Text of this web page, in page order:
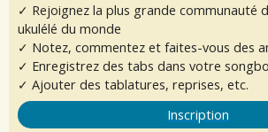
✓ Rejoignez la plus grande communauté
ukulélé du monde
✓ Notez, commentez et faites-vous des
✓ Enregistrez des tabs dans votre
✓ Ajouter des tablatures, reprises, etc.
Inscription